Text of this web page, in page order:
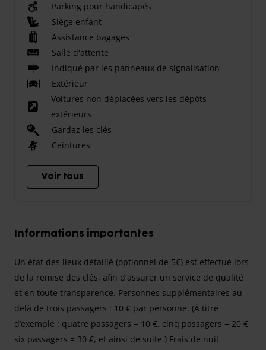
Parking pour handicapés
Siège enfant
Assistance bagages
Salle d'attente
Indiqué par les panneaux de signalisation
Extérieur
Voitures non déplacées vers les dépôts
extérieurs
Gardez les clés
Ceintures
Voir tous
Informations importantes
Un état des lieux détaillé (optionnel de 5€) est effectué lors
de la remise des clés, afin d'assurer un service de qualité
et en toute transparence. Personnes supplémentaires au-
delà de trois passagers : 10 € par personne. (À titre
d’exemple : quatre passagers = 10 €, cinq passagers = 20 €,
six passagers = 30 €, et ainsi de suite.) Frais de nuit